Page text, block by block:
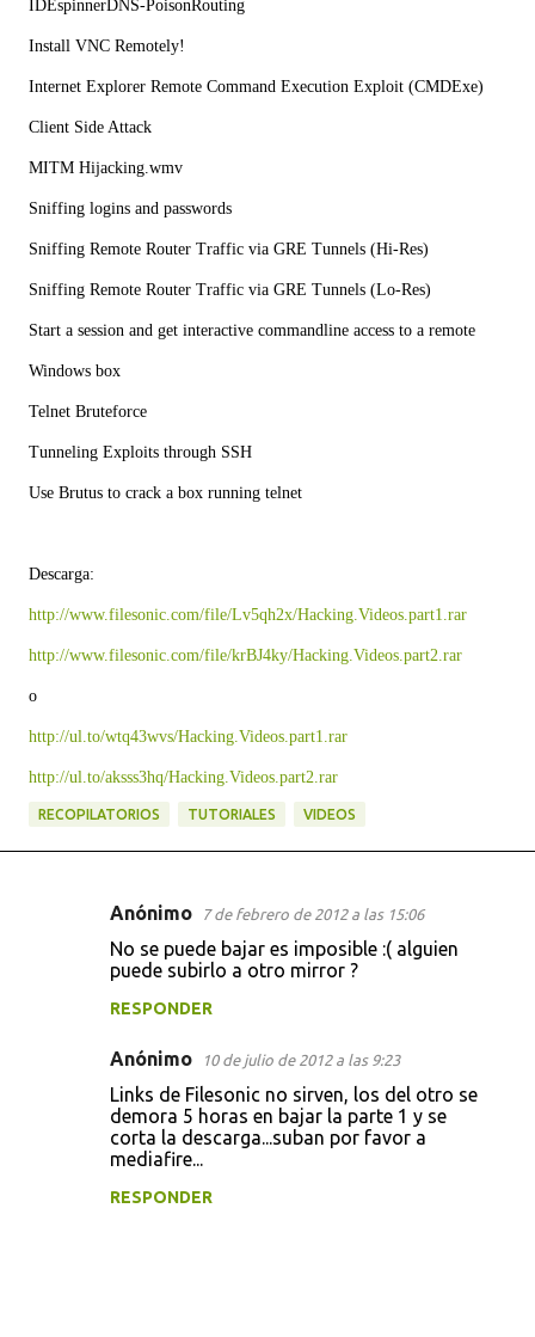
IDEspinnerDNS-PoisonRouting
Install VNC Remotely!
Internet Explorer Remote Command Execution Exploit (CMDExe)
Client Side Attack
MITM Hijacking.wmv
Sniffing logins and passwords
Sniffing Remote Router Traffic via GRE Tunnels (Hi-Res)
Sniffing Remote Router Traffic via GRE Tunnels (Lo-Res)
Start a session and get interactive commandline access to a remote
Windows box
Telnet Bruteforce
Tunneling Exploits through SSH
Use Brutus to crack a box running telnet
Descarga:
http://www.filesonic.com/file/Lv5qh2x/Hacking.Videos.part1.rar
http://www.filesonic.com/file/krBJ4ky/Hacking.Videos.part2.rar
o
http://ul.to/wtq43wvs/Hacking.Videos.part1.rar
http://ul.to/aksss3hq/Hacking.Videos.part2.rar
RECOPILATORIOS TUTORIALES VIDEOS
Anónimo 7 de febrero de 2012 a las 15:06
No se puede bajar es imposible :( alguien
puede subirlo a otro mirror ?
RESPONDER
Anónimo 10 de julio de 2012 a las 9:23
Links de Filesonic no sirven, los del otro se
demora 5 horas en bajar la parte 1 y se
corta la descarga...suban por favor a
mediafire...
RESPONDER